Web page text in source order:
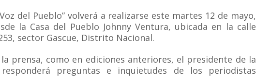
del Pueblo” volverá a realizarse este martes 12 de mayo,
la Casa del Pueblo Johnny Ventura, ubicada en la calle
sector Gascue, Distrito Nacional.
prensa, como en ediciones anteriores, el presidente de la
preguntas e inquietudes de los periodistas